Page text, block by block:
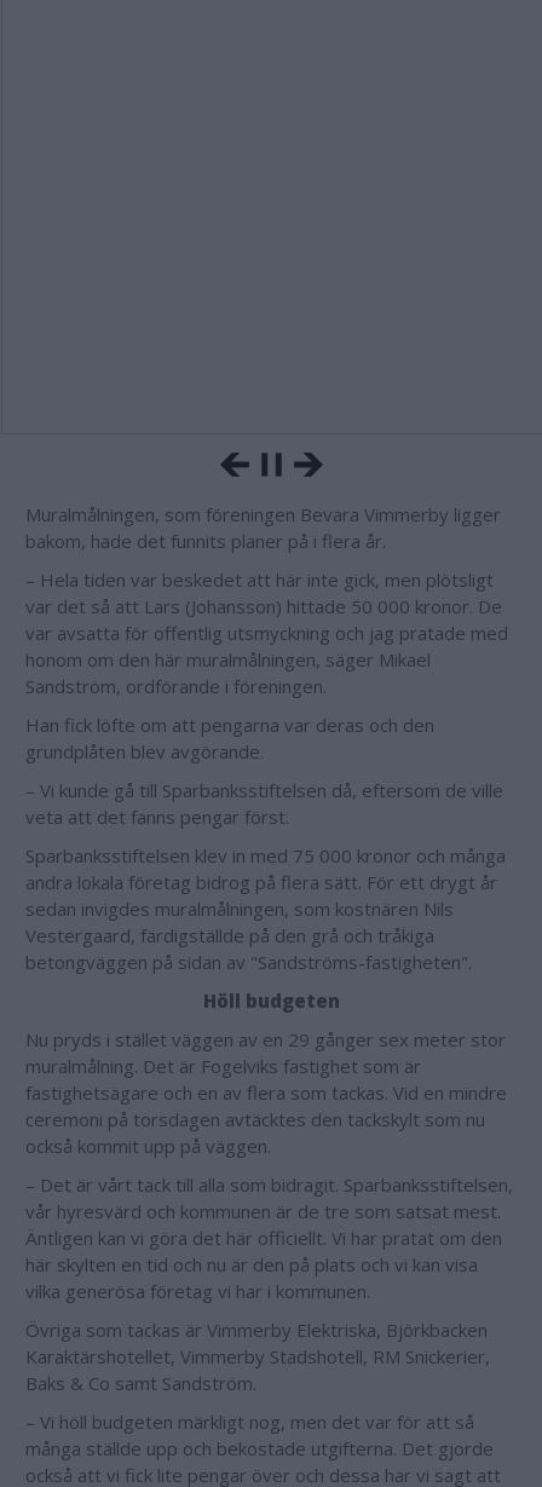
Muralmålningen, som föreningen Bevara Vimmerby ligger
bakom, hade det funnits planer på i flera år.
– Hela tiden var beskedet att här inte gick, men plötsligt
var det så att Lars (Johansson) hittade 50 000 kronor. De
var avsatta för offentlig utsmyckning och jag pratade med
honom om den här muralmålningen, säger Mikael
Sandström, ordförande i föreningen.
Han fick löfte om att pengarna var deras och den
grundplåten blev avgörande.
– Vi kunde gå till Sparbanksstiftelsen då, eftersom de ville
veta att det fanns pengar först.
Sparbanksstiftelsen klev in med 75 000 kronor och många
andra lokala företag bidrog på flera sätt. För ett drygt år
sedan invigdes muralmålningen, som kostnären Nils
Vestergaard, färdigställde på den grå och tråkiga
betongväggen på sidan av "Sandströms-fastigheten".
Höll budgeten
Nu pryds i stället väggen av en 29 gånger sex meter stor
muralmålning. Det är Fogelviks fastighet som är
fastighetsägare och en av flera som tackas. Vid en mindre
ceremoni på torsdagen avtäcktes den tackskylt som nu
också kommit upp på väggen.
– Det är vårt tack till alla som bidragit. Sparbanksstiftelsen,
vår hyresvärd och kommunen är de tre som satsat mest.
Äntligen kan vi göra det här officiellt. Vi har pratat om den
här skylten en tid och nu är den på plats och vi kan visa
vilka generösa företag vi har i kommunen.
Övriga som tackas är Vimmerby Elektriska, Björkbacken
Karaktärshotellet, Vimmerby Stadshotell, RM Snickerier,
Baks & Co samt Sandström.
– Vi höll budgeten märkligt nog, men det var för att så
många ställde upp och bekostade utgifterna. Det gjorde
också att vi fick lite pengar över och dessa har vi sagt att